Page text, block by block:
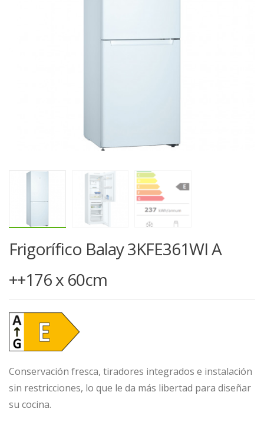
Frigorífico Balay 3KFE361WI A
++176 x 60cm
Conservación fresca, tiradores integrados e instalación
sin restricciones, lo que le da más libertad para diseñar
su cocina.